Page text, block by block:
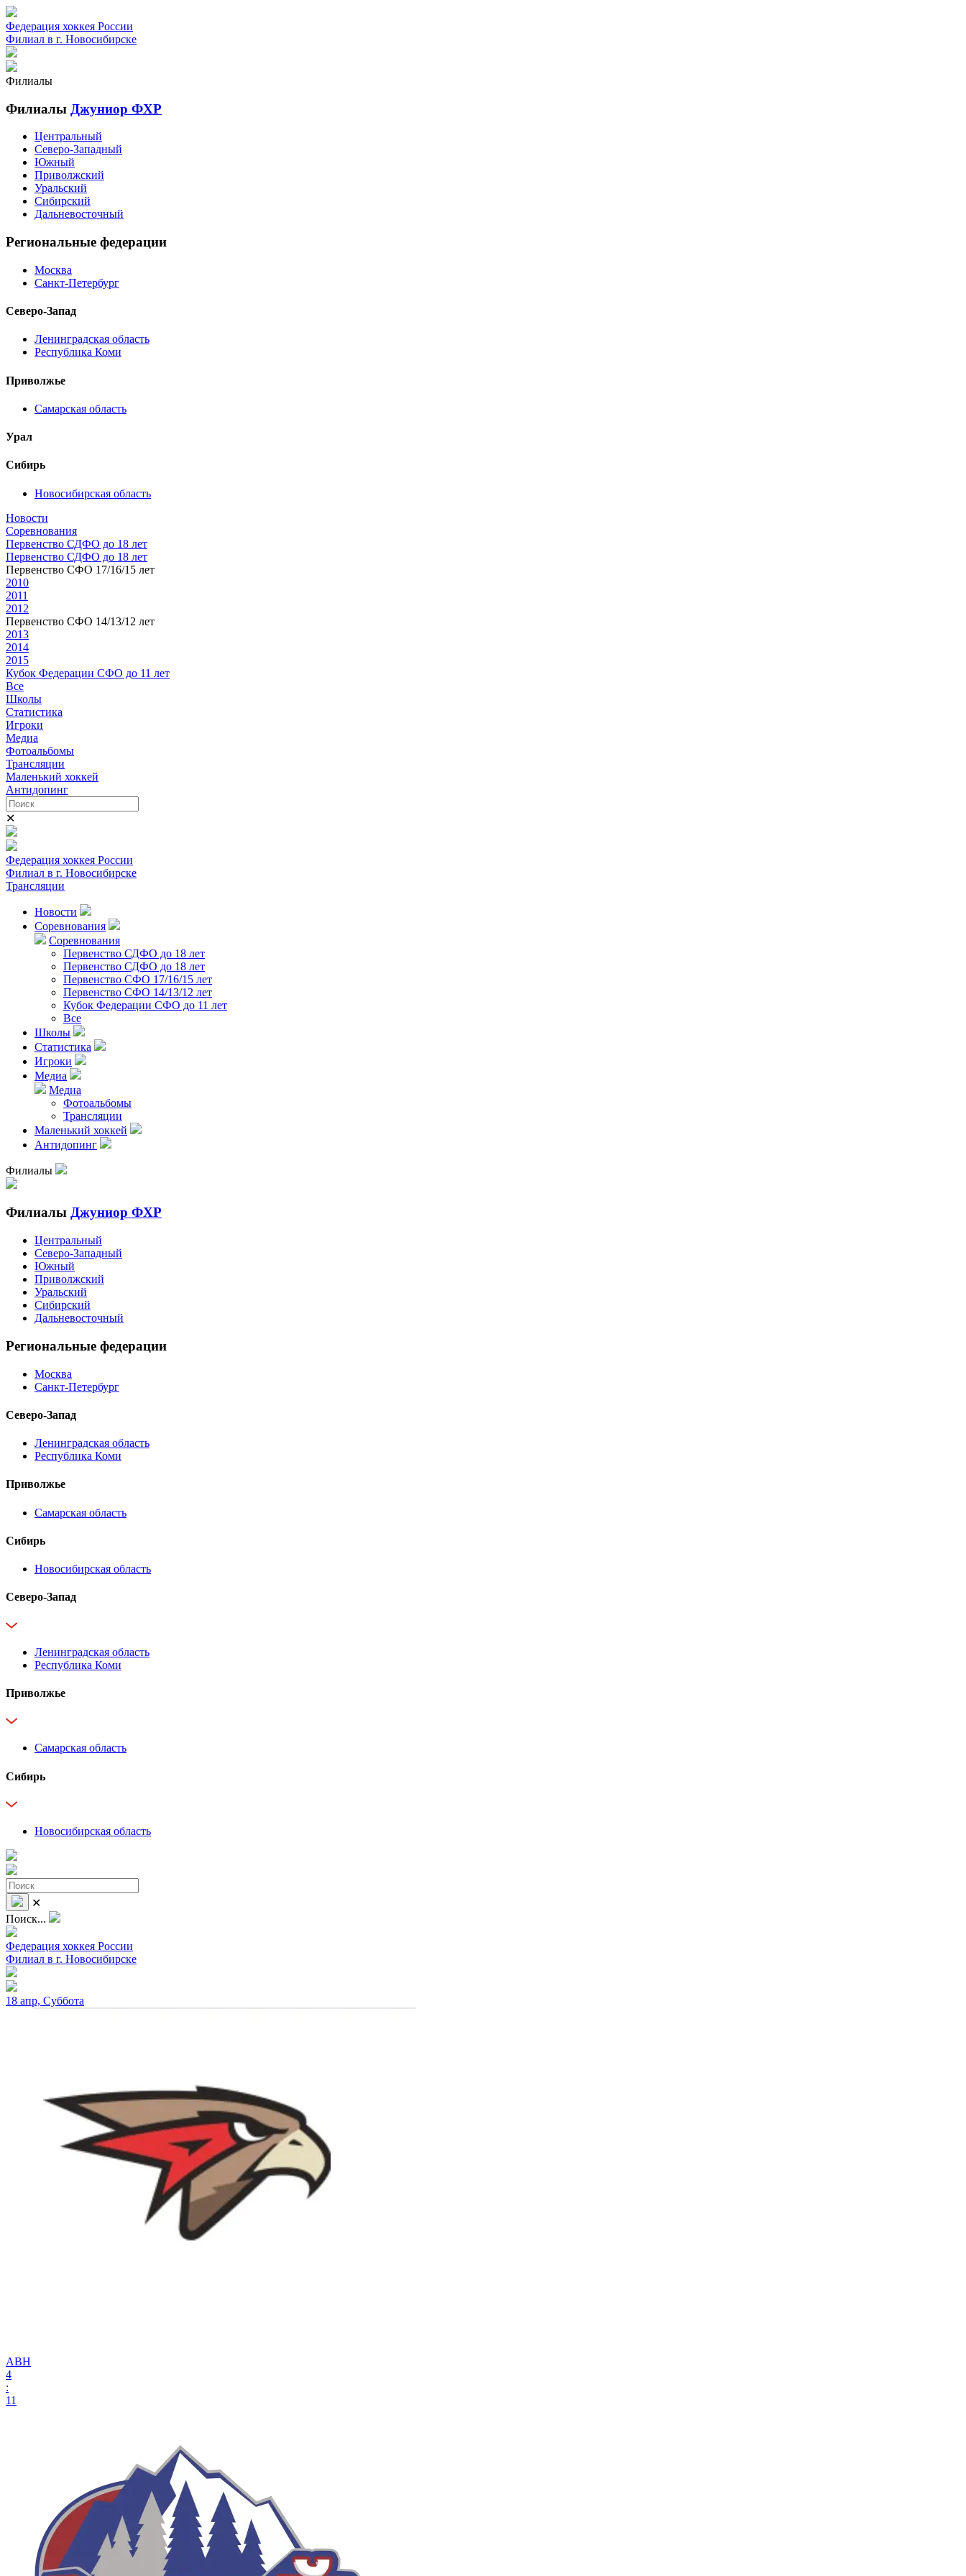
Федерация хоккея России
Филиал в г. Новосибирске
Филиалы
Филиалы Джуниор ФХР
Центральный
Северо-Западный
Южный
Приволжский
Уральский
Сибирский
Дальневосточный
Региональные федерации
Москва
Санкт-Петербург
Северо-Запад
Ленинградская область
Республика Коми
Приволжье
Самарская область
Урал
Сибирь
Новосибирская область
Новости
Соревнования
Первенство СДФО до 18 лет
Первенство СДФО до 18 лет
Первенство СФО 17/16/15 лет
2010
2011
2012
Первенство СФО 14/13/12 лет
2013
2014
2015
Кубок Федерации СФО до 11 лет
Все
Школы
Статистика
Игроки
Медиа
Фотоальбомы
Трансляции
Маленький хоккей
Антидопинг
✕
Федерация хоккея России
Филиал в г. Новосибирске
Трансляции
Новости
Соревнования
Соревнования
Первенство СДФО до 18 лет
Первенство СДФО до 18 лет
Первенство СФО 17/16/15 лет
Первенство СФО 14/13/12 лет
Кубок Федерации СФО до 11 лет
Все
Школы
Статистика
Игроки
Медиа
Медиа
Фотоальбомы
Трансляции
Маленький хоккей
Антидопинг
Филиалы
Филиалы Джуниор ФХР
Центральный
Северо-Западный
Южный
Приволжский
Уральский
Сибирский
Дальневосточный
Региональные федерации
Москва
Санкт-Петербург
Северо-Запад
Ленинградская область
Республика Коми
Приволжье
Самарская область
Сибирь
Новосибирская область
Северо-Запад
Ленинградская область
Республика Коми
Приволжье
Самарская область
Сибирь
Новосибирская область
✕
Поиск...
Федерация хоккея России
Филиал в г. Новосибирске
18 апр, Суббота
АВН
4
:
11